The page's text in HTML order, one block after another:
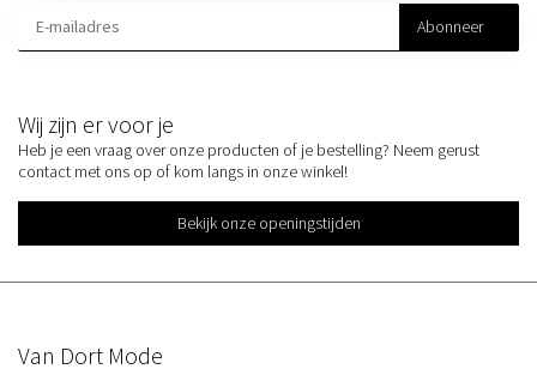
Wij zijn er voor je
Heb je een vraag over onze producten of je bestelling? Neem gerust
contact met ons op of kom langs in onze winkel!
Bekijk onze openingstijden
Abonneer
Van Dort Mode